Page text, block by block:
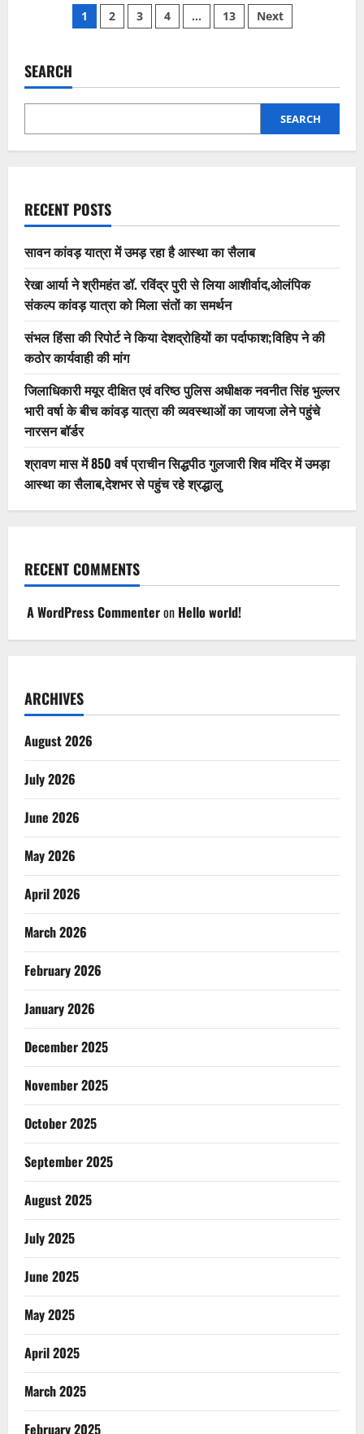
क्षेत्र
सड़क
मिलेगी
अतिक्रमण
Posts
1 2 3 4 … 13 Next
SEARCH
SEARCH
RECENT POSTS
सावन कांवड़ यात्रा में उमड़ रहा है आस्था का सैलाब
रेखा आर्या ने श्रीमहंत डॉ. रविंद्र पुरी से लिया आशीर्वाद,ओलंपिक
संकल्प कांवड़ यात्रा को मिला संतों का समर्थन
संभल हिंसा की रिपोर्ट ने किया देशद्रोहियों का पर्दाफाश;विहिप ने की
कठोर कार्यवाही की मांग
जिलाधिकारी मयूर दीक्षित एवं वरिष्ठ पुलिस अधीक्षक नवनीत सिंह भुल्लर
भारी वर्षा के बीच कांवड़ यात्रा की व्यवस्थाओं का जायजा लेने पहुंचे
नारसन बॉर्डर
श्रावण मास में 850 वर्ष प्राचीन सिद्धपीठ गुलजारी शिव मंदिर में उमड़ा
आस्था का सैलाब,देशभर से पहुंच रहे श्रद्धालु
RECENT COMMENTS
A WordPress Commenteron Hello world!
ARCHIVES
August 2026
July 2026
June 2026
May 2026
April 2026
March 2026
February 2026
January 2026
December 2025
November 2025
October 2025
September 2025
August 2025
July 2025
June 2025
May 2025
April 2025
March 2025
February 2025